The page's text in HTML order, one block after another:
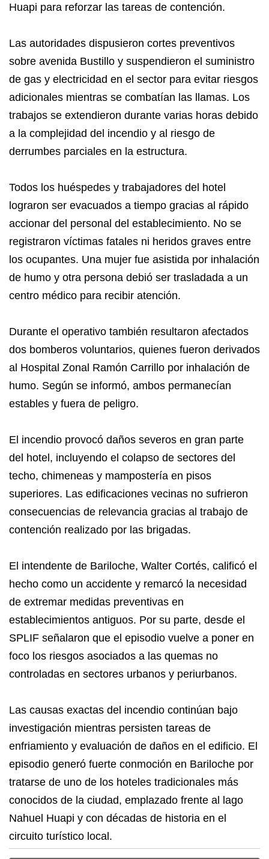
Huapi para reforzar las tareas de contención.
Las autoridades dispusieron cortes preventivos
sobre avenida Bustillo y suspendieron el suministro
de gas y electricidad en el sector para evitar riesgos
adicionales mientras se combatían las llamas. Los
trabajos se extendieron durante varias horas debido
a la complejidad del incendio y al riesgo de
derrumbes parciales en la estructura.
Todos los huéspedes y trabajadores del hotel
lograron ser evacuados a tiempo gracias al rápido
accionar del personal del establecimiento. No se
registraron víctimas fatales ni heridos graves entre
los ocupantes. Una mujer fue asistida por inhalación
de humo y otra persona debió ser trasladada a un
centro médico para recibir atención.
Durante el operativo también resultaron afectados
dos bomberos voluntarios, quienes fueron derivados
al Hospital Zonal Ramón Carrillo por inhalación de
humo. Según se informó, ambos permanecían
estables y fuera de peligro.
El incendio provocó daños severos en gran parte
del hotel, incluyendo el colapso de sectores del
techo, chimeneas y mampostería en pisos
superiores. Las edificaciones vecinas no sufrieron
consecuencias de relevancia gracias al trabajo de
contención realizado por las brigadas.
El intendente de Bariloche, Walter Cortés, calificó el
hecho como un accidente y remarcó la necesidad
de extremar medidas preventivas en
establecimientos antiguos. Por su parte, desde el
SPLIF señalaron que el episodio vuelve a poner en
foco los riesgos asociados a las quemas no
controladas en sectores urbanos y periurbanos.
Las causas exactas del incendio continúan bajo
investigación mientras persisten tareas de
enfriamiento y evaluación de daños en el edificio. El
episodio generó fuerte conmoción en Bariloche por
tratarse de uno de los hoteles tradicionales más
conocidos de la ciudad, emplazado frente al lago
Nahuel Huapi y con décadas de historia en el
circuito turístico local.